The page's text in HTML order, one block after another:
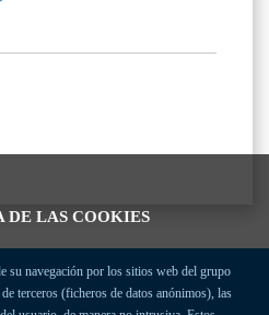
DE LAS COOKIES
su navegación por los sitios web del grupo
terceros (ficheros de datos anónimos), las